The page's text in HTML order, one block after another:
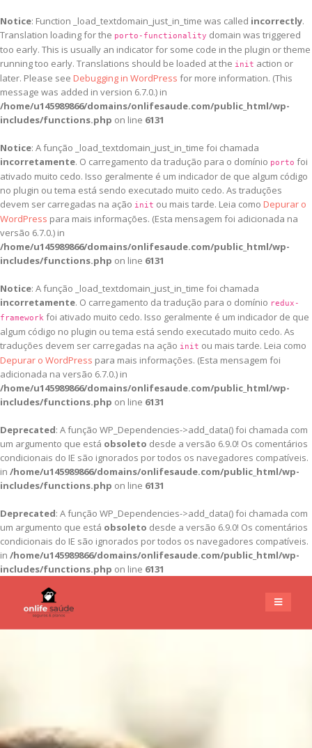
Notice: Function _load_textdomain_just_in_time was called incorrectly.
Translation loading for the porto-functionality domain was triggered
too early. This is usually an indicator for some code in the plugin or theme
running too early. Translations should be loaded at the init action or
later. Please see Debugging in WordPress for more information. (This
message was added in version 6.7.0.) in
/home/u145989866/domains/onlifesaude.com/public_html/wp-
includes/functions.php on line 6131
Notice: A função _load_textdomain_just_in_time foi chamada
incorretamente. O carregamento da tradução para o domínio porto foi
ativado muito cedo. Isso geralmente é um indicador de que algum código
no plugin ou tema está sendo executado muito cedo. As traduções
devem ser carregadas na ação init ou mais tarde. Leia como Depurar o
WordPress para mais informações. (Esta mensagem foi adicionada na
versão 6.7.0.) in
/home/u145989866/domains/onlifesaude.com/public_html/wp-
includes/functions.php on line 6131
Notice: A função _load_textdomain_just_in_time foi chamada
incorretamente. O carregamento da tradução para o domínio redux-
framework foi ativado muito cedo. Isso geralmente é um indicador de que
algum código no plugin ou tema está sendo executado muito cedo. As
traduções devem ser carregadas na ação init ou mais tarde. Leia como
Depurar o WordPress para mais informações. (Esta mensagem foi
adicionada na versão 6.7.0.) in
/home/u145989866/domains/onlifesaude.com/public_html/wp-
includes/functions.php on line 6131
Deprecated: A função WP_Dependencies->add_data() foi chamada com
um argumento que está obsoleto desde a versão 6.9.0! Os comentários
condicionais do IE são ignorados por todos os navegadores compatíveis.
in /home/u145989866/domains/onlifesaude.com/public_html/wp-
includes/functions.php on line 6131
Deprecated: A função WP_Dependencies->add_data() foi chamada com
um argumento que está obsoleto desde a versão 6.9.0! Os comentários
condicionais do IE são ignorados por todos os navegadores compatíveis.
in /home/u145989866/domains/onlifesaude.com/public_html/wp-
includes/functions.php on line 6131